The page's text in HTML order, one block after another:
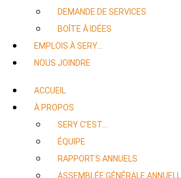
DEMANDE DE SERVICES
BOÎTE À IDÉES
EMPLOIS À SERY…
NOUS JOINDRE
ACCUEIL
À PROPOS
SERY C’EST…
ÉQUIPE
RAPPORTS ANNUELS
ASSEMBLÉE GÉNÉRALE